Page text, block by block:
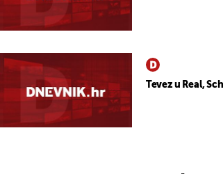
Tevez u Real,